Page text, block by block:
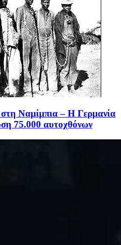
στη Ναμίμπια – Η Γερμανία
75.000 αυτοχθόνων